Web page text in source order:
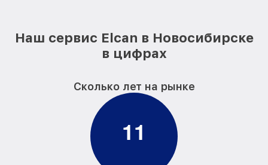
Наш сервис Elcan в Новосибирске
в цифрах
Сколько лет на рынке
11